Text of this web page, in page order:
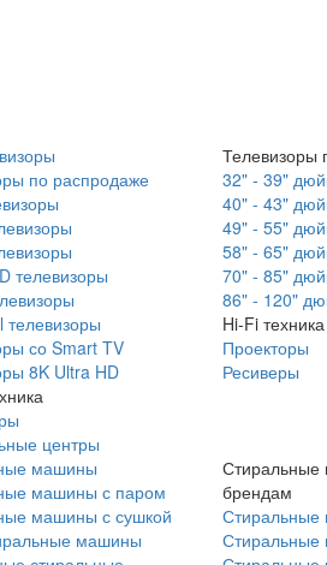
по распродаже
телевизоры
телевизоры
со Smart TV
8K Ultra HD
центры
Телевизоры
32" - 39"
40" - 43"
49" - 55"
58" - 65"
70" - 85"
86" - 120"
Hi-Fi техника
Проекторы
Ресиверы
машины
машины с паром
машины с сушкой
машины
брендам